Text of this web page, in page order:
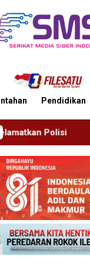
Pendidikan
Bali